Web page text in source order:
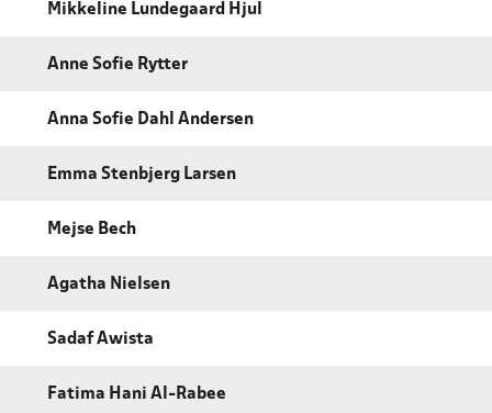
Mikkeline Lundegaard Hjul
Anne Sofie Rytter
Anna Sofie Dahl Andersen
Emma Stenbjerg Larsen
Mejse Bech
Agatha Nielsen
Sadaf Awista
Fatima Hani Al-Rabee